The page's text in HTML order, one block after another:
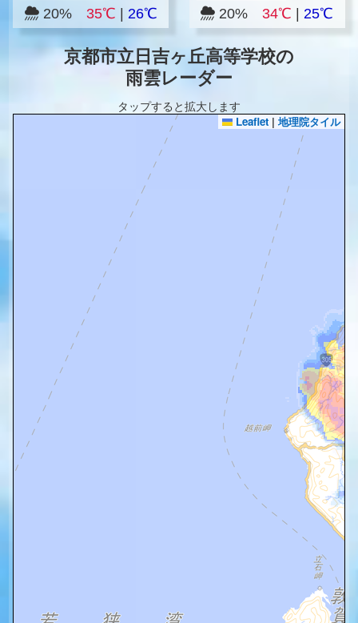
20% 35℃ 26℃ 20%34℃ |25℃
京都市立日吉ヶ丘高等学校の
雨雲レーダー
タップすると拡大します
Leaflet | 地理院タイル